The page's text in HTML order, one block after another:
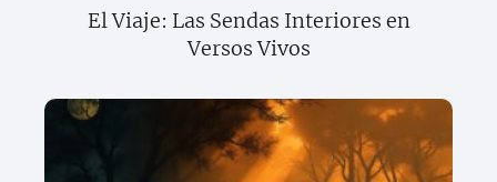
El Viaje: Las Sendas Interiores en
Versos Vivos